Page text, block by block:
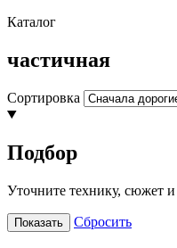
Каталог
частичная
Сортировка
Подбор
Уточните технику, сюжет и
Показать Сбросить